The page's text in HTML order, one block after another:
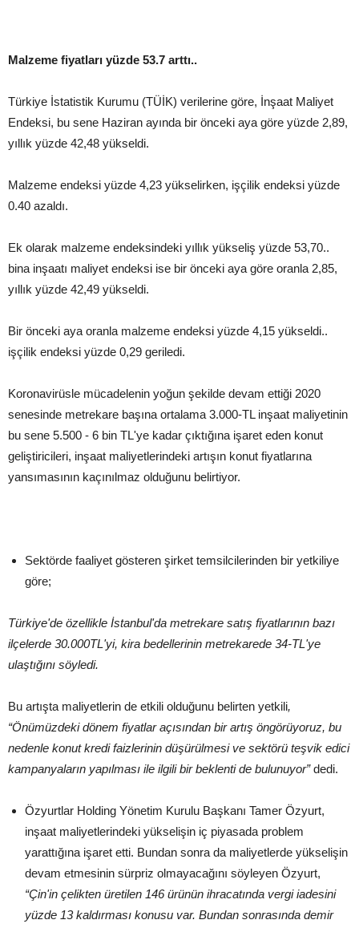
Malzeme fiyatları yüzde 53.7 arttı..
Türkiye İstatistik Kurumu (TÜİK) verilerine göre, İnşaat Maliyet
Endeksi, bu sene Haziran ayında bir önceki aya göre yüzde 2,89,
yıllık yüzde 42,48 yükseldi.
Malzeme endeksi yüzde 4,23 yükselirken, işçilik endeksi yüzde
0.40 azaldı.
Ek olarak malzeme endeksindeki yıllık yükseliş yüzde 53,70..
bina inşaatı maliyet endeksi ise bir önceki aya göre oranla 2,85,
yıllık yüzde 42,49 yükseldi.
Bir önceki aya oranla malzeme endeksi yüzde 4,15 yükseldi..
işçilik endeksi yüzde 0,29 geriledi.
Koronavirüsle mücadelenin yoğun şekilde devam ettiği 2020
senesinde metrekare başına ortalama 3.000-TL inşaat maliyetinin
bu sene 5.500 - 6 bin TL'ye kadar çıktığına işaret eden konut
geliştiricileri, inşaat maliyetlerindeki artışın konut fiyatlarına
yansımasının kaçınılmaz olduğunu belirtiyor.
Sektörde faaliyet gösteren şirket temsilcilerinden bir yetkiliye
göre;
Türkiye'de özellikle İstanbul'da metrekare satış fiyatlarının bazı
ilçelerde 30.000TL'yi, kira bedellerinin metrekarede 34-TL'ye
ulaştığını söyledi.
Bu artışta maliyetlerin de etkili olduğunu belirten yetkili,
“Önümüzdeki dönem fiyatlar açısından bir artış öngörüyoruz, bu
nedenle konut kredi faizlerinin düşürülmesi ve sektörü teşvik edici
kampanyaların yapılması ile ilgili bir beklenti de bulunuyor”dedi.
Özyurtlar Holding Yönetim Kurulu Başkanı Tamer Özyurt,
inşaat maliyetlerindeki yükselişin iç piyasada problem
yarattığına işaret etti. Bundan sonra da maliyetlerde yükselişin
devam etmesinin sürpriz olmayacağını söyleyen Özyurt,
“Çin'in çelikten üretilen 146 ürünün ihracatında vergi iadesini
yüzde 13 kaldırması konusu var. Bundan sonrasında demir